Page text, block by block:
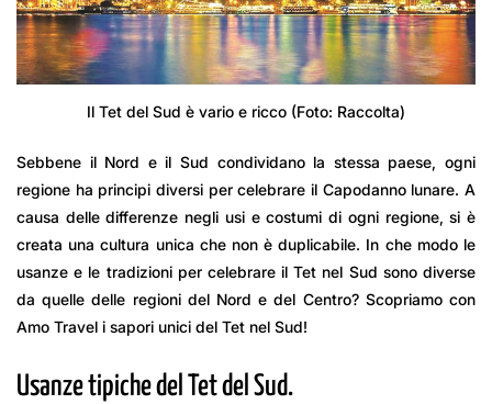
Il Tet del Sud è vario e ricco (Foto: Raccolta)
Sebbene il Nord e il Sud condividano la stessa paese, ogni
regione ha principi diversi per celebrare il Capodanno lunare. A
causa delle differenze negli usi e costumi di ogni regione, si è
creata una cultura unica che non è duplicabile. In che modo le
usanze e le tradizioni per celebrare il Tet nel Sud sono diverse
da quelle delle regioni del Nord e del Centro? Scopriamo con
Amo Travel i sapori unici del Tet nel Sud!
Usanze tipiche del Tet del Sud.